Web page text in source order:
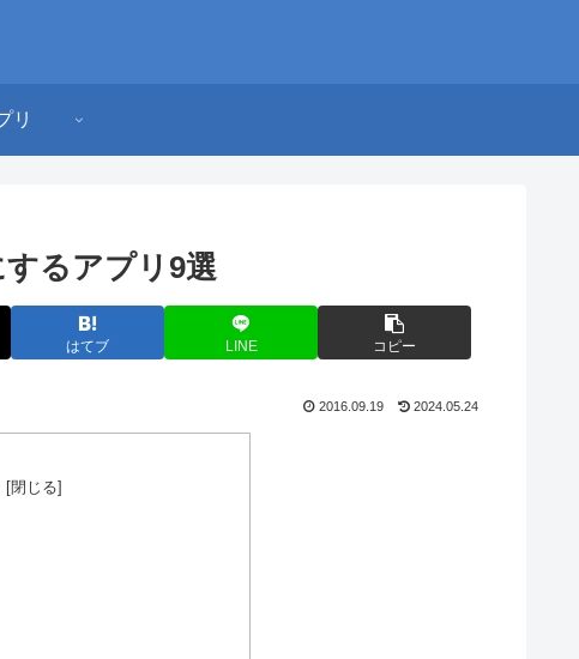
リ
るアプリ9選
はてブ LINE コピー
2016.09.19 2024.05.24